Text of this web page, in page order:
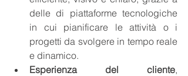
delle di piattaforme tecnologiche
in cui pianificare le attività o i
progetti da svolgere in tempo reale
e dinamico.
Esperienza del cliente,